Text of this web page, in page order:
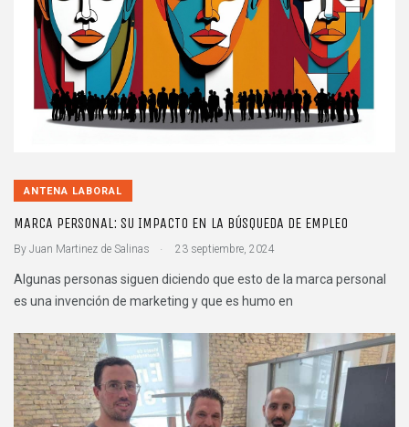
ANTENA LABORAL
MARCA PERSONAL: SU IMPACTO EN LA BÚSQUEDA DE EMPLEO
By Juan Martinez de Salinas . 23 septiembre, 2024
Algunas personas siguen diciendo que esto de la marca personal
es una invención de marketing y que es humo en